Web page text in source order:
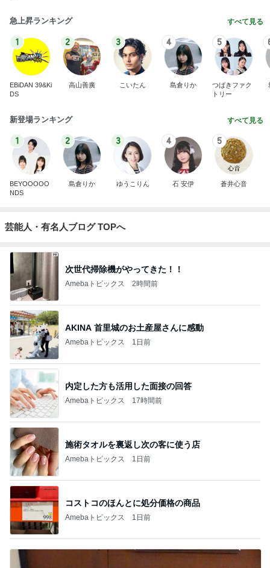
急上昇ランキング すべて見る
1
EBiDAN 39&Ki
DS
2
高山善廣
3
こいたん
4
島倉りか
5
つばきファク
トリー
新登場ランキング すべて見る
1
BEYOOOOO
NDS
2
島倉りか
3
ゆうこりん
4
石 安伊
5
蒼井心音
芸能人・有名人ブログ TOPへ
次世代掃除機がやってきた！！
Amebaトピックス 2時間前
AKINA 首里城のお土産屋さんに感動
Amebaトピックス 1日前
内定した方も活用した面接の回答
Amebaトピックス 17時間前
施術タオルを裏返し次の客に使う店
Amebaトピックス 1日前
コストコのほんとに処分価格の商品
Amebaトピックス 1日前